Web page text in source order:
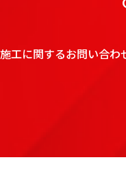
工に関するお問い合